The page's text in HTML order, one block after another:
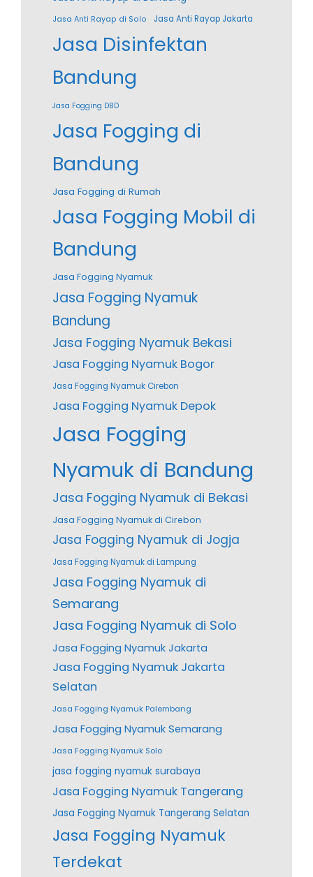
Jasa Anti Rayap di Solo Jasa Anti Rayap Jakarta
Jasa Disinfektan
Bandung
Jasa Fogging DBD
Jasa Fogging di
Bandung
Jasa Fogging di Rumah
Jasa Fogging Mobil di
Bandung
Jasa Fogging Nyamuk
Jasa Fogging Nyamuk
Bandung
Jasa Fogging Nyamuk Bekasi
Jasa Fogging Nyamuk Bogor
Jasa Fogging Nyamuk Cirebon
Jasa Fogging Nyamuk Depok
Jasa Fogging
Nyamuk di Bandung
Jasa Fogging Nyamuk di Bekasi
Jasa Fogging Nyamuk di Cirebon
Jasa Fogging Nyamuk di Jogja
Jasa Fogging Nyamuk di Lampung
Jasa Fogging Nyamuk di
Semarang
Jasa Fogging Nyamuk di Solo
Jasa Fogging Nyamuk Jakarta
Jasa Fogging Nyamuk Jakarta
Selatan
Jasa Fogging Nyamuk Palembang
Jasa Fogging Nyamuk Semarang
Jasa Fogging Nyamuk Solo
jasa fogging nyamuk surabaya
Jasa Fogging Nyamuk Tangerang
Jasa Fogging Nyamuk Tangerang Selatan
Jasa Fogging Nyamuk
Terdekat